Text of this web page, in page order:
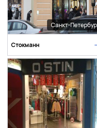
Санкт-
Стокманн